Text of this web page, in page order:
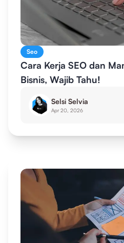
Seo
Cara Kerja SEO dan
Bisnis, Wajib Tahu!
Selsi Selvia
Apr 20, 2026